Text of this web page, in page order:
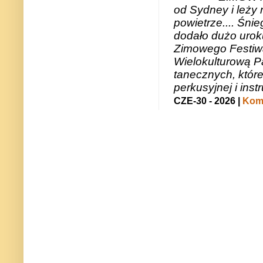
od Sydney i leży
powietrze....
dodało dużo
Zimowego
Wielokulturową
tanecznych,
perkusyjnej i
CZE-30 - 2026 |